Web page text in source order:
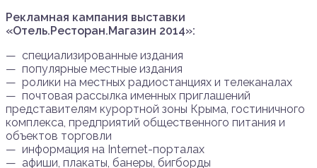
Рекламная кампания выставки
«Отель.Ресторан.Магазин 2014»:
— специализированные издания
— популярные местные издания
— ролики на местных радиостанциях и телеканалах
— почтовая рассылка именных приглашений
представителям курортной зоны Крыма, гостиничного
комплекса, предприятий общественного питания и
объектов торговли
— информация на Internet-порталах
— афиши, плакаты, банеры, бигборды